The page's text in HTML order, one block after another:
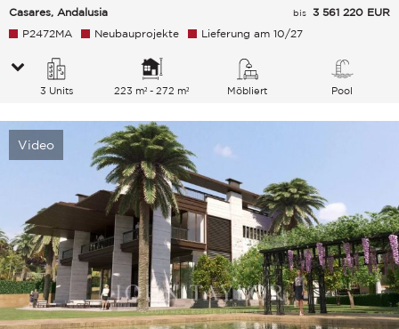
Casares, Andalusia
bis 3 561 220 EUR
P2472MA
Neubauprojekte Lieferung am 10/27
3 Units 223 m² - 272 m² Möbliert Pool
Video